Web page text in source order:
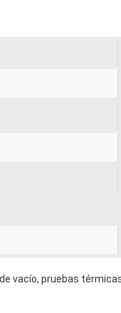
vacío, pruebas